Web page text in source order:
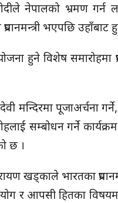
मोदीले नेपालको भ्रमण
भएपछि उहाँबाट
हुने विशेष समारोहमा
मन्दिरमा पूजाअर्चना
सम्बोधन गर्ने कार्यक्रम
छ ।
खड्काले भारतका
र आपसी हितका विषयमा